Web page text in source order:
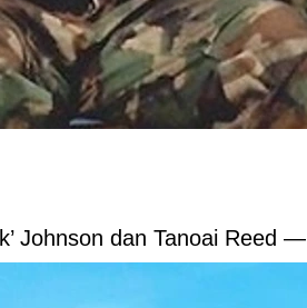
Johnson dan Tanoai Reed —